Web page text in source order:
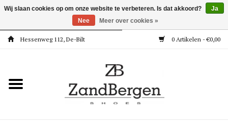
Hessenweg 112, De-Bilt 0 Artikelen - €0,00
Kleding
Wij slaan cookies op om onze website te verbeteren. Is dat akkoord?
Ja
Nee
Meer over cookies »